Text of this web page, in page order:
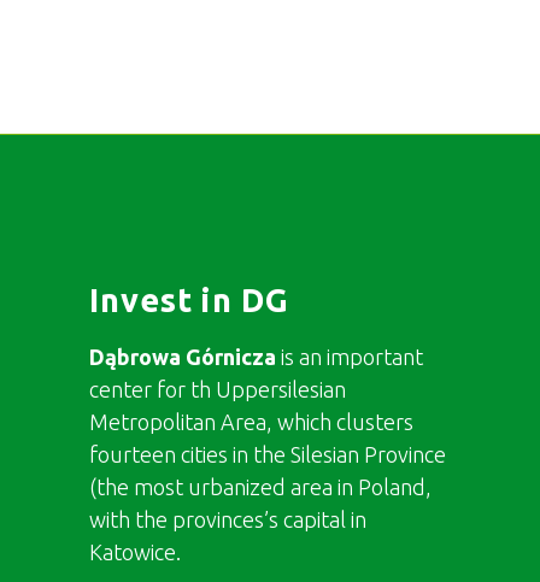
Invest in DG
Dąbrowa Górnicza is an important
center for th Uppersilesian
Metropolitan Area, which clusters
fourteen cities in the Silesian Province
(the most urbanized area in Poland,
with the provinces’s capital in
Katowice.